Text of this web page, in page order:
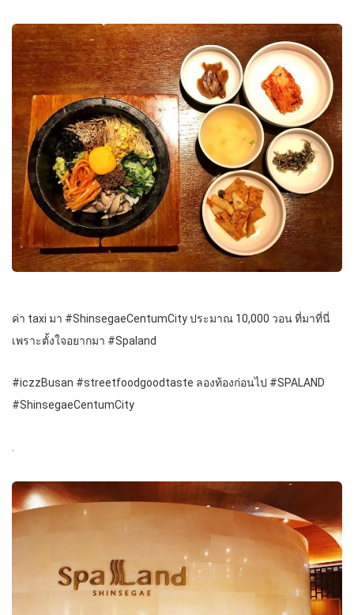
ค่า taxi มา #ShinsegaeCentumCity ประมาณ 10,000 วอน ที่มาที่นี่
เพราะตั้งใจอยากมา #Spaland
#iczzBusan #streetfoodgoodtaste ลองท้องก่อนไป #SPALAND
#ShinsegaeCentumCity